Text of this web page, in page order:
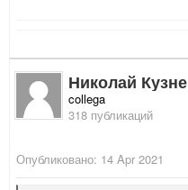
Николай
collega
318 публикаций
Опубликовано: 14 Apr 2021